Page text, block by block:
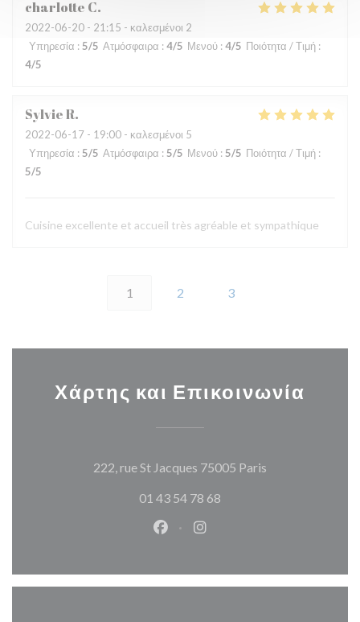
charlotte C
2022-06-20 - 21:15 - καλεσμένοι 2
Υπηρεσία : 5/5 Ατμόσφαιρα : 4/5 Μενού : 4/5 Ποιότητα / Τιμή :
4/5
SylvieR
2022-06-17 - 19:00 - καλεσμένοι 5
Υπηρεσία : 5/5 Ατμόσφαιρα : 5/5 Μενού : 5/5 Ποιότητα / Τιμή :
5/5
Cuisine excellente et accueil très agréable et sympathique
1 2 3
Χάρτης και Επικοινωνία
222, rue St Jacques 75005 Paris
01 43 54 78 68
Facebook ((ανοίγει σε νέο
Instagram ((ανοίγει σε